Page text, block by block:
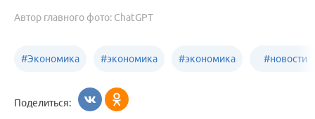
Автор главного фото: ChatGPT
#Экономика #экономика
Алтайский
край
#экономика #новости
Поделиться: